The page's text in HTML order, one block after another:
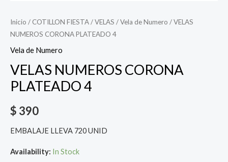
Inicio / COTILLON FIESTA/VELAS /Vela de Numero / VELAS
NUMEROS CORONA PLATEADO 4
Vela de Numero
VELAS NUMEROS CORONA
PLATEADO 4
$ 390
EMBALAJE LLEVA 720 UNID
Availability: In Stock